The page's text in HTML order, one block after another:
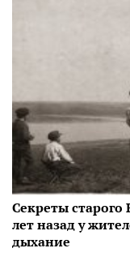
Секреты старого
лет назад у
дыхание